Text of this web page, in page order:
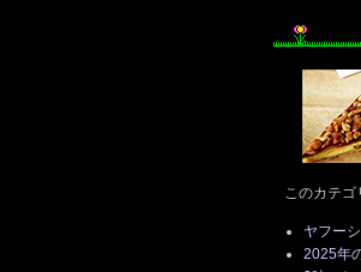
このカテ
ヤフー
2025年